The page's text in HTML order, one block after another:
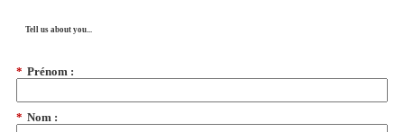
Tell us about you...
* Prénom :
* Nom :